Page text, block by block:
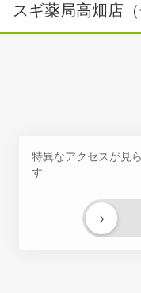
スギ薬局高畑店（
特異なアクセスが見
す
›